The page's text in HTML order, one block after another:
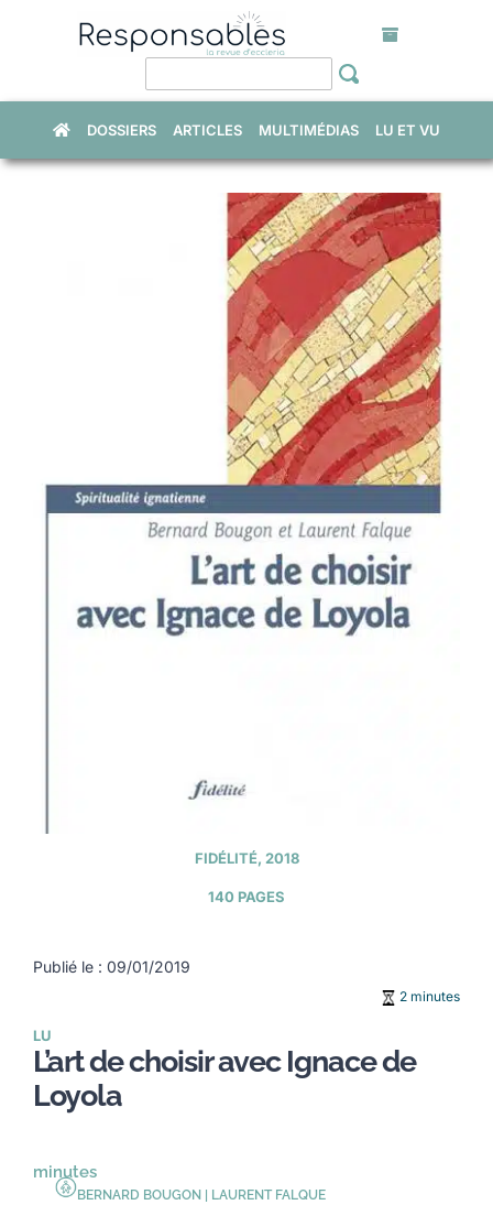
DOSSIERS ARTICLES MULTIMÉDIAS LU ET VU
FIDÉLITÉ, 2018
140 PAGES
Publié le : 09/01/2019
2 minutes
LU
L’art de choisir avec Ignace de
Loyola
minutes
BERNARD BOUGON | LAURENT FALQUE